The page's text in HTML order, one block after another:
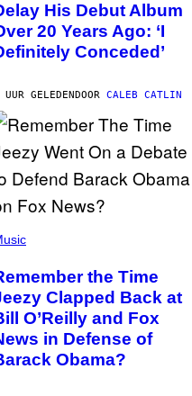
His Debut Album
20 Years Ago: ‘I
Conceded’
GELEDENDOOR CALEB CATLIN
the Time
Clapped Back at
O’Reilly and Fox
in Defense of
Obama?